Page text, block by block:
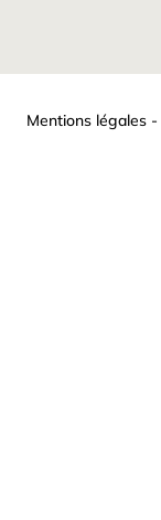
Mentions légales -